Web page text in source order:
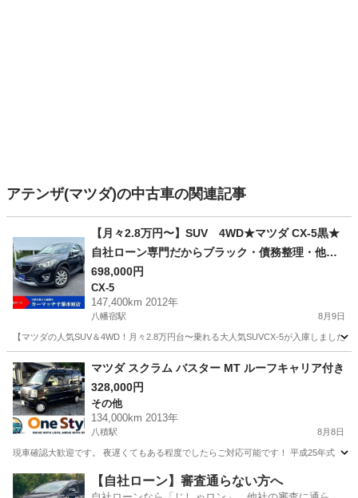
アテンザ(マツダ)の中古車の関連記事
【月々2.8万円〜】SUV 4WD★マツダ CX-5黒★
自社ローン専門だからブラック・債務整理・他社
否決でも審査通過率90%超！
698,000円
CX-5
147,400km 2012年
八幡宿駅 8月9日
【マツダの人気SUV＆4WD！月々2.8万円台〜乗れる大人気SUVCX-5が入庫しまし
千葉 市原市 八幡宿駅 CX-5 SUV
マツダ スクラム バスター MT ルーフキャリア付き
328,000円
その他
134,000km 2013年
八積駅 8月8日
現車確認大歓迎です。 夜遅くてもある程度でしたらご対応可能です！ 平成25年式
千葉 長生郡 八積駅 その他 スクラム
【自社ローン】審査通らない方へ